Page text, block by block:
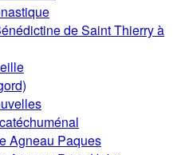
de Saint Thierry à
Agneau Paques